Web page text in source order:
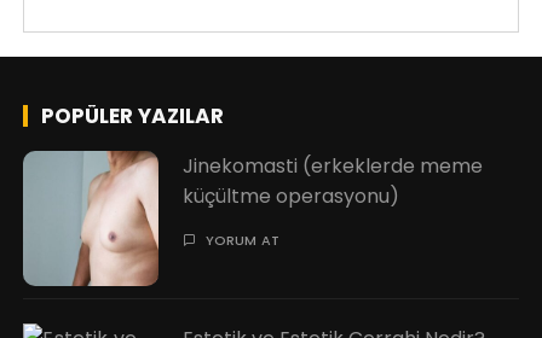
POPÜLER YAZILAR
Jinekomasti (erkeklerde meme
küçültme operasyonu)
YORUM AT